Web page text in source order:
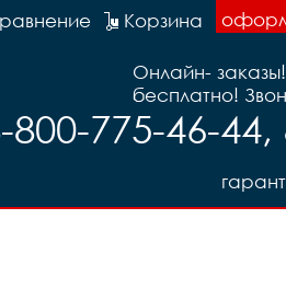
Корзина
Онлайн-
бесплатно!
800-775-46-